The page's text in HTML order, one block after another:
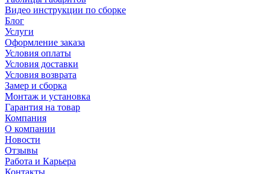
Видео инструкции по сборке
Блог
Услуги
Оформление заказа
Условия оплаты
Условия доставки
Условия возврата
Замер и сборка
Монтаж и установка
Гарантия на товар
Компания
О компании
Новости
Отзывы
Работа и Карьера
Контакты